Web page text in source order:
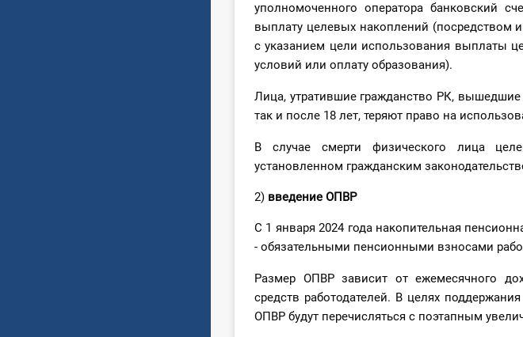
уполномоченного оператора банковский
выплату целевых накоплений (посредством
с указанием цели использования выплаты
условий или оплату образования).
Лица, утратившие гражданство РК,
так и после 18 лет, теряют право на
В случае смерти физического лица
установленном гражданским
2) введение ОПВР
С 1 января 2024 года накопительная
- обязательными пенсионными взносами
Размер ОПВР зависит от ежемесячного
средств работодателей. В целях
ОПВР будут перечисляться с поэтапным